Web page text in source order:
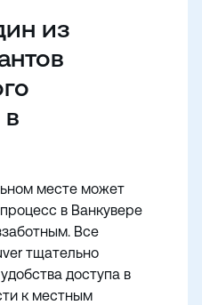
из
месте может
в Ванкувере
Все
тщательно
доступа в
к местным